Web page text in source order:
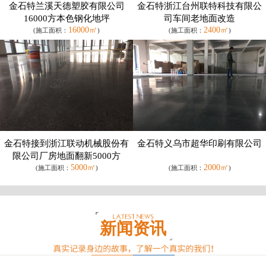
金石特兰溪天德塑胶有限公司
16000方本色钢化地坪
(施工面积： 16000㎡)
金石特浙江台州联特科技有限公
司车间老地面改造
(施工面积： 2400㎡)
金石特接到浙江联动机械股份有
限公司厂房地面翻新5000方
(施工面积： 5000㎡)
金石特义乌市超华印刷有限公司
(施工面积： 2000㎡)
新闻资讯